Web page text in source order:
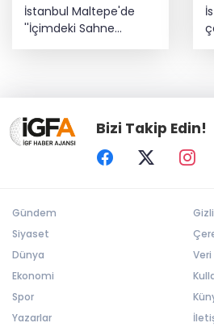
İstanbul Maltepe'de
''İçimdeki Sahne
Atölyesi'' katılımcıları
Bizi Takip Edin!
Gündem
Siyaset
Dünya
Ekonomi
Spor
Yazarlar
Veri